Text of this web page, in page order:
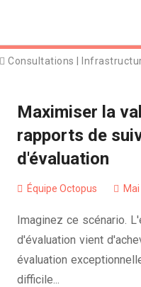
Consultations
Maximiser la
rapports de
d'évaluation
Équipe Octopus
Imaginez ce scénario.
d'évaluation vient
évaluation
difficile...